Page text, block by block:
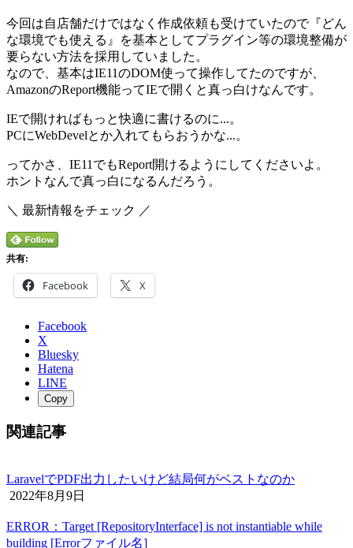
今回は自店舗だけではなく作成依頼も受けていたので『どん
な環境でも使える』を基本としてプラグイン等の環境整備が
要らない方法を採用していました。
なので、基本はIE11のDOM使って操作してたのですが、
AmazonのReport機能ってIEで開くと真っ白けなんです。
IEで開ければもっと快適に書けるのに...。
PCにWebDevelとか入れてもらおうかな...。
ってかさ、IE11でもReport開けるようにしてくださいよ。
ホントなんで真っ白になるんだろう。
＼ 最新情報をチェック ／
共有:
Facebook X
Facebook
X
Bluesky
Hatena
LINE
Copy
関連記事
LaravelでPDF出力したいけど結局何がベストなのか
2022年8月9日
ERROR：Target [RepositoryInterface] is not instantiable while
building [Errorファイル名]